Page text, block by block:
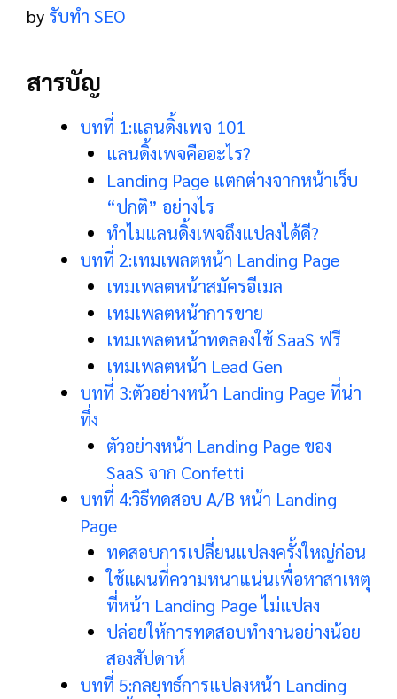
by รับทำ SEO
สารบัญ
บทที่ 1:แลนดิ้งเพจ 101
แลนดิ้งเพจคืออะไร?
Landing Page แตกต่างจากหน้าเว็บ
“ปกติ” อย่างไร
ทำไมแลนดิ้งเพจถึงแปลงได้ดี?
บทที่ 2:เทมเพลตหน้า Landing Page
เทมเพลตหน้าสมัครอีเมล
เทมเพลตหน้าการขาย
เทมเพลตหน้าทดลองใช้ SaaS ฟรี
เทมเพลตหน้า Lead Gen
บทที่ 3:ตัวอย่างหน้า Landing Page ที่น่า
ทึ่ง
ตัวอย่างหน้า Landing Page ของ
SaaS จาก Confetti
บทที่ 4:วิธีทดสอบ A/B หน้า Landing
Page
ทดสอบการเปลี่ยนแปลงครั้งใหญ่ก่อน
ใช้แผนที่ความหนาแน่นเพื่อหาสาเหตุ
ที่หน้า Landing Page ไม่แปลง
ปล่อยให้การทดสอบทำงานอย่างน้อย
สองสัปดาห์
บทที่ 5:กลยุทธ์การแปลงหน้า Landing